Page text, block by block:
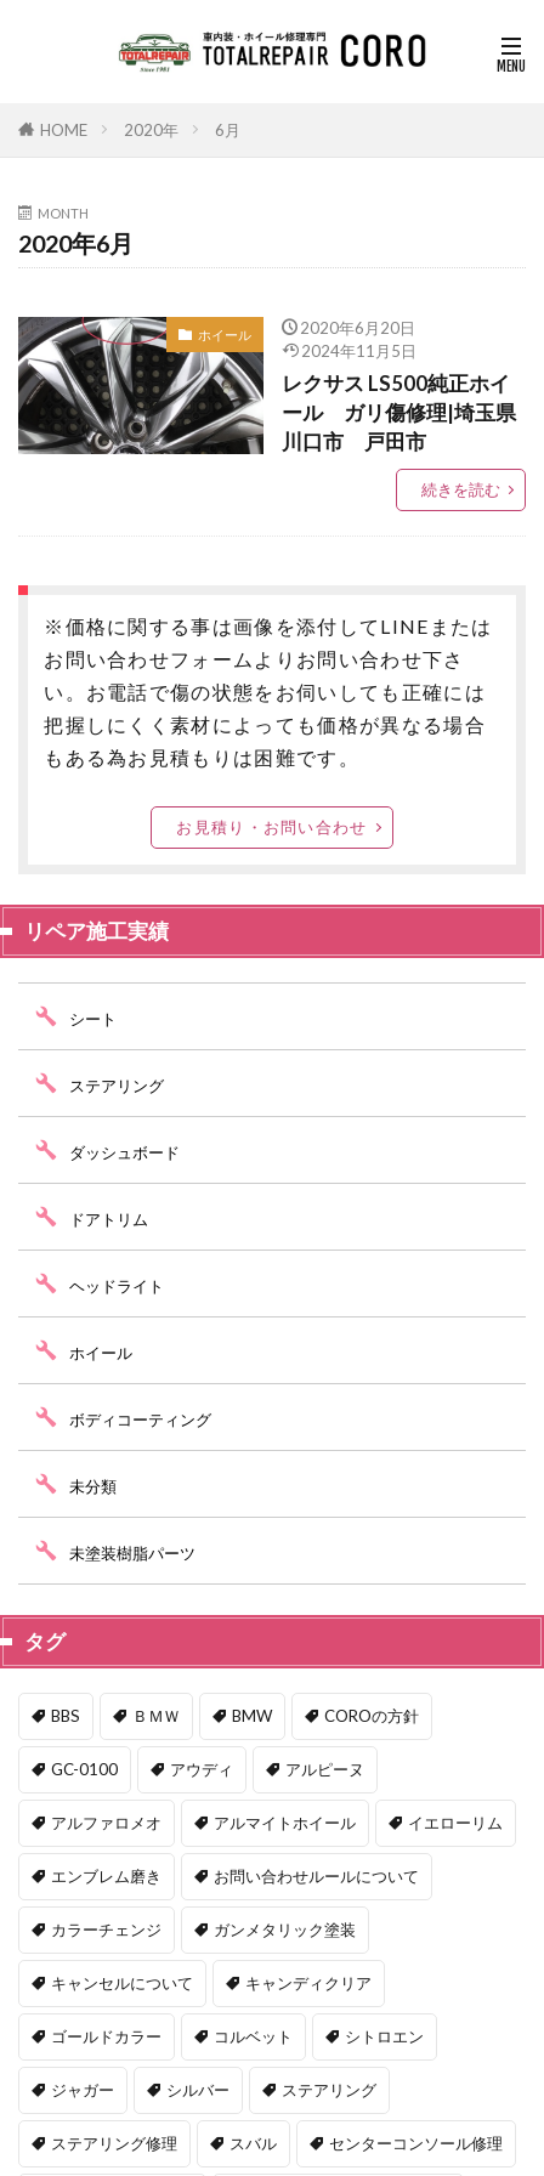
HOME 2020年 6月
MONTH
2020年6月
ホイール
2020年6月20日
2024年11月5日
レクサス LS500純正ホイ
ール ガリ傷修理|埼玉県
川口市 戸田市
続きを読む
※価格に関する事は画像を添付してLINEまたは
お問い合わせフォームよりお問い合わせ下さ
い。お電話で傷の状態をお伺いしても正確には
把握しにくく素材によっても価格が異なる場合
もある為お見積もりは困難です。
お見積り・お問い合わせ
リペア施工実績
シート
ステアリング
ダッシュボード
ドアトリム
ヘッドライト
ホイール
ボディコーティング
未分類
未塗装樹脂パーツ
タグ
BBS ＢＭＷ BMW COROの方針
GC-0100 アウディ アルピーヌ
アルファロメオ アルマイトホイール イエローリム
エンブレム磨き お問い合わせルールについて
カラーチェンジ ガンメタリック塗装
キャンセルについて キャンディクリア
ゴールドカラー コルベット シトロエン
ジャガー シルバー ステアリング
ステアリング修理 スバル センターコンソール修理